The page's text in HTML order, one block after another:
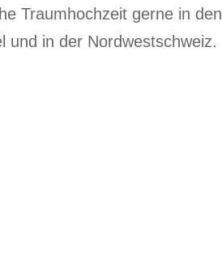
Traumhochzeit gerne in den
und in der Nordwestschweiz.